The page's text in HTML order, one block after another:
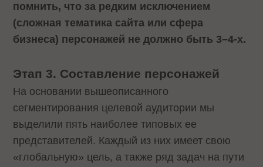
помнить, что за редким исключением
(сложная тематика сайта или сфера
бизнеса) персонажей не должно быть 3–4-х.
Этап 3. Составление персонажей
На основании вышеописанного
сегментирования целевой аудитории мы
выделили пять наиболее типовых ее
представителей. Каждый из них имеет свою
«глобальную» цель, а также ряд задач на пути